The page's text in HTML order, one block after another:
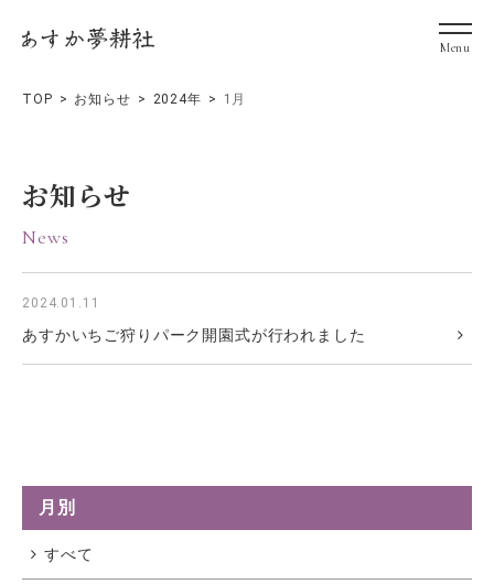
TOP お知らせ 2024年 1月
お知らせ
News
2024.01.11
あすかいちご狩りパーク開園式が行われました
月別
すべて